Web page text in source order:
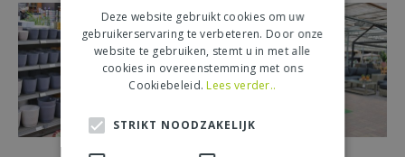
Deze website gebruikt cookies om uw
gebruikerservaring te verbeteren. Door onze
website te gebruiken, stemt u in met alle
cookies in overeenstemming met ons
Cookiebeleid. Lees verder..
STRIKT NOODZAKELIJK